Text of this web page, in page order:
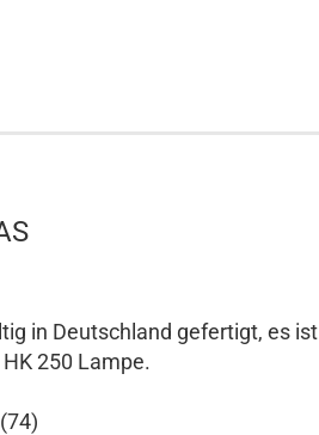
in Deutschland gefertigt, es ist
250 Lampe.